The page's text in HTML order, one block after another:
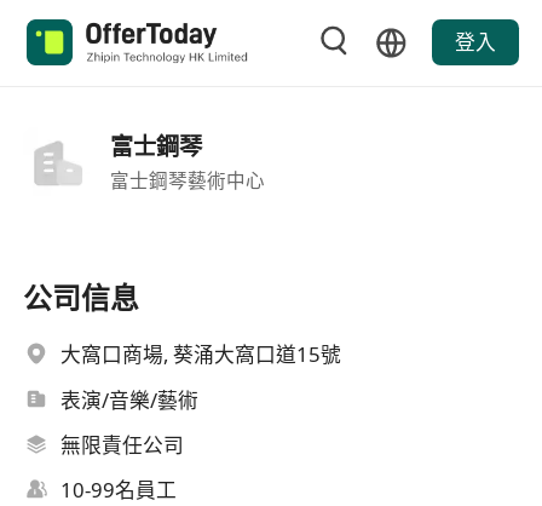
登入
富士鋼琴
富士鋼琴藝術中心
公司信息
大窩口商場, 葵涌大窩口道15號
表演/音樂/藝術
無限責任公司
10-99名員工